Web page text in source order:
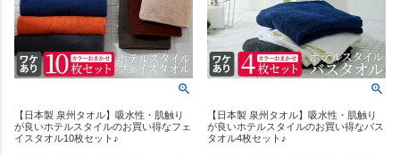
【日本製 泉州タオル】吸水性・肌触り
が良いホテルスタイルのお買い得なフェ
イスタオル10枚セット♪
【日本製 泉州タオル】吸水性・肌触り
が良いホテルスタイルのお買い得なバス
タオル4枚セット♪